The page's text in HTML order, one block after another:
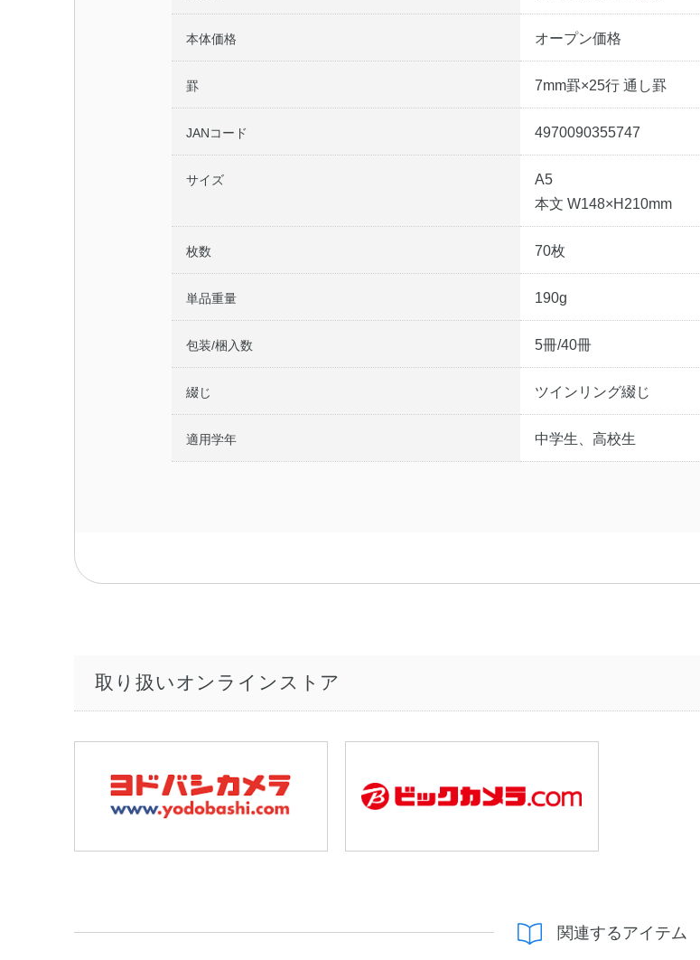
本体価格 オープン価格
罫 7mm罫×25行 通し罫
JANコード 4970090355747
サイズ
A5
本文 W148×H210mm
枚数 70枚
単品重量 190g
包装/梱入数 5冊/40冊
綴じ ツインリング綴じ
適用学年 中学生、高校生
取り扱いオンラインストア
関連するアイテム